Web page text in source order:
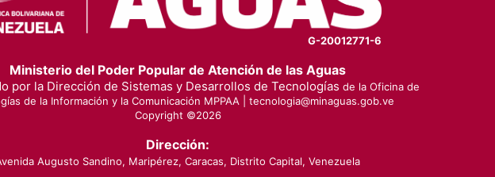
G-20012771-6
Ministerio del Poder Popular de Atención de las Aguas
por la Dirección de Sistemas y Desarrollos de Tecnologías de la Oficina de
de la Información y la Comunicación MPPAA | tecnologia@minaguas.gob.ve
Copyright ©2026
Dirección:
Augusto Sandino, Maripérez, Caracas, Distrito Capital, Venezuela